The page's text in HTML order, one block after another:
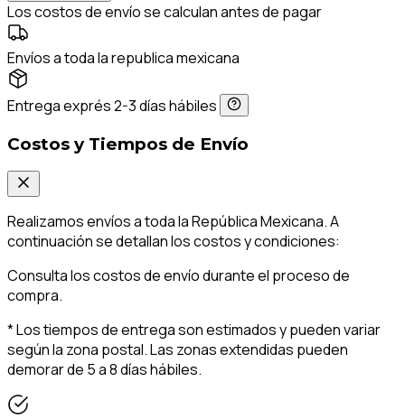
Los costos de envío se calculan antes de pagar
Envíos a toda la republica mexicana
Entrega exprés 2-3 días hábiles
Costos y Tiempos de Envío
Realizamos envíos a toda la República Mexicana. A
continuación se detallan los costos y condiciones:
Consulta los costos de envío durante el proceso de
compra.
* Los tiempos de entrega son estimados y pueden variar
según la zona postal. Las zonas extendidas pueden
demorar de 5 a 8 días hábiles.